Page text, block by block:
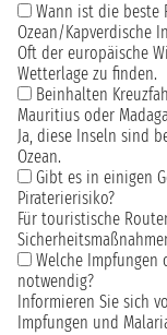
Wann ist die beste
Ozean/Kapverdische
Oft der europäische
Wetterlage zu finden.
Beinhalten
Mauritius oder
Ja, diese Inseln sind
Ozean.
Gibt es in einigen
Piraterierisiko?
Für touristische
Welche Impfungen
notwendig?
Informieren Sie sich
Impfungen und